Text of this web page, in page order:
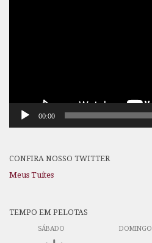
00:00
CONFIRA NOSSO TWITTER
Meus Tuítes
TEMPO EM PELOTAS
SÁBADO DOMINGO